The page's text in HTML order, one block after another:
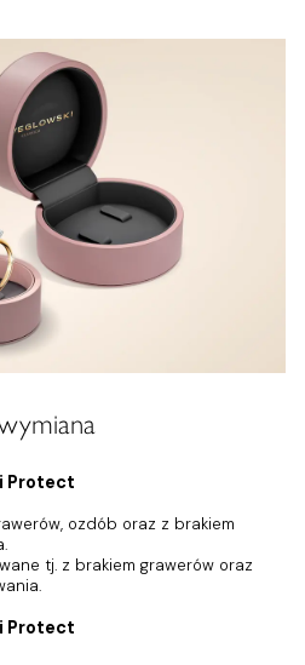
Protect
ozdób oraz z brakiem
tj. z brakiem grawerów oraz
Protect